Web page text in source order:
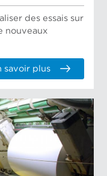
des essais sur
nouveaux
savoir plus